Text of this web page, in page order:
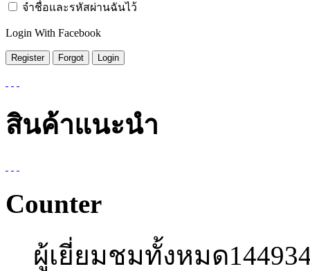
จำชื่อและรหัสผ่านฉันไว้
Login With Facebook
สินค้าแนะนำ
Counter
ผู้เยี่ยมชมทั้งหมด